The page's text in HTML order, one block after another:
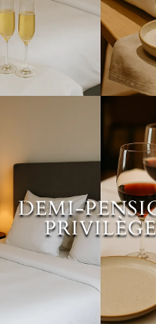
DEMI-
PRIVILÈGE
DEMI-
LUXE
EN SAVOIR PLUS